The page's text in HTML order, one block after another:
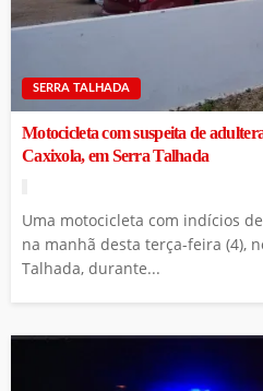
SERRA TALHADA
Motocicleta com suspeita de
Caxixola, em Serra Talhada
Uma motocicleta com indícios
na manhã desta terça-feira (4),
Talhada, durante...